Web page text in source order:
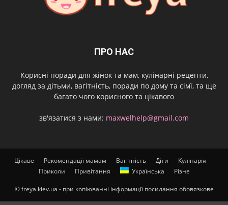
ПРО НАС
Корисні поради для жінок та мам, кулінарні рецепти,
догляд за дітьми, вагітність, поради по дому та сімї, та ще
багато чого корисного та цікавого
зв'язатися з нами: maxwelhelp@gmail.com
Цікаве Рекомендації мамам Вагітність Діти
Кулінарія
Приколи
Привітання Українська Різне
© freya.kiev.ua - при копіюванні інформації посилання обовязкове